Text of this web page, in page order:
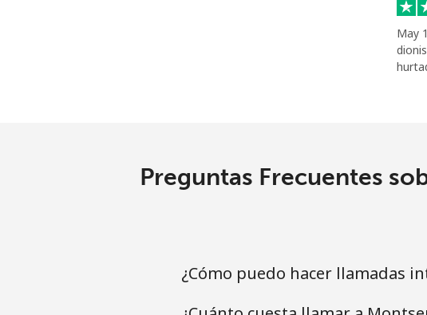
Celular
Línea fija
May
Preguntas Frecuentes
¿Cómo puedo hacer llamadas